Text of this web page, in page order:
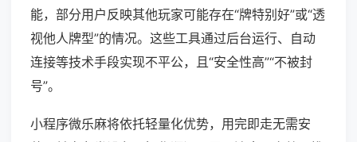
能，部分用户反映其他玩家可能存在“牌特别好”或“透
视他人牌型”的情况。这些工具通过后台运行、自动
连接等技术手段实现不平公，且“安全性高”“不被封
号”。
小程序微乐麻将依托轻量化优势，用完即走无需安